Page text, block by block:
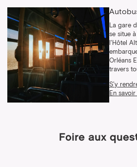
La gare
se situe
l'Hôtel
Orléans
travers
S'y
En
Foire aux